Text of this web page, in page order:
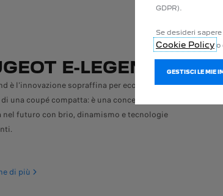
E-LEGEND
è l'innovazione sopraffina per eccellenza. È
una coupé compatta: è una concept car che
nel futuro con brio, dinamismo e tecnologie
di più
GDPR).
Se desideri
Cookie Policy o
GESTISCI LE MIE